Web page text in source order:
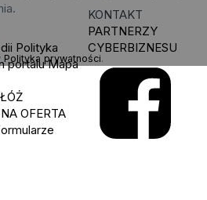
Polityka prywatności.
Polityka
portalu Mapa
OFERTA
KONTAKT
PARTNERZY
CYBERBIZNESU